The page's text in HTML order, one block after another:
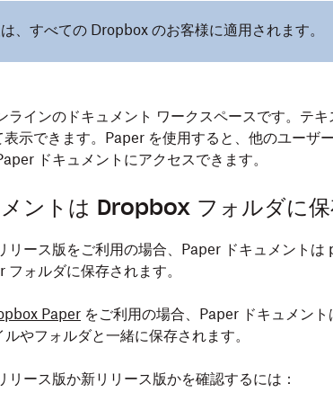
、すべての Dropbox のお客様に適用されます。
インのドキュメント ワークスペースです。テキ
表示できます。Paper を使用すると、他のユーザ
ドキュメントにアクセスできます。
ントは Dropbox フォルダに保
リース版をご利用の場合、Paper ドキュメント
ォルダに保存されます。
Paper をご利用の場合、Paper ドキュメン
やフォルダと一緒に保存されます。
ース版か新リリース版かを確認するには：